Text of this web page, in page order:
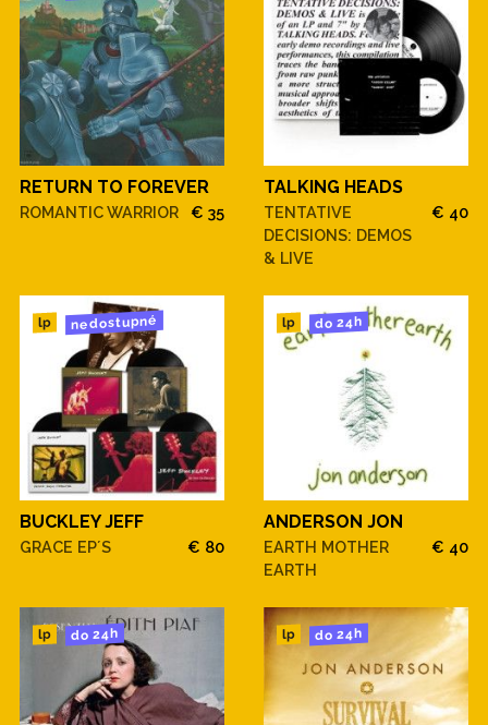
RETURN TO FOREVER
ROMANTIC WARRIOR € 35
TALKING HEADS
TENTATIVE
DECISIONS: DEMOS
& LIVE
€ 40
lp nedostupné
BUCKLEY JEFF
GRACE EP´S € 80
lp do 24h
ANDERSON JON
EARTH MOTHER
EARTH
€ 40
lp do 24h lp do 24h